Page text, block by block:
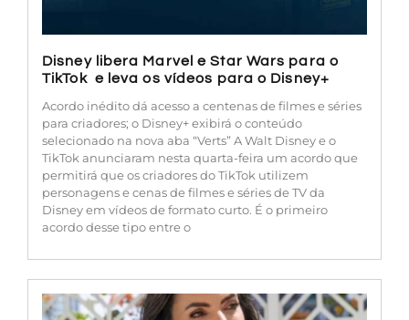
Disney libera Marvel e Star Wars para o
TikTok e leva os vídeos para o Disney+
Acordo inédito dá acesso a centenas de filmes e séries
para criadores; o Disney+ exibirá o conteúdo
selecionado na nova aba “Verts” A Walt Disney e o
TikTok anunciaram nesta quarta-feira um acordo que
permitirá que os criadores do TikTok utilizem
personagens e cenas de filmes e séries de TV da
Disney em vídeos de formato curto. É o primeiro
acordo desse tipo entre o